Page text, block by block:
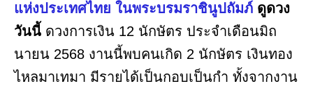
แห่งประเทศไทย ในพระบรมราชินูปถัมภ์ ดูดวง
วันนี้ ดวงการเงิน 12 นักษัตร ประจำเดือนมิถ
นายน 2568 งานนี้พบคนเกิด 2 นักษัตร เงินทอง
ไหลมาเทมา มีรายได้เป็นกอบเป็นกำ ทั้งจากงาน